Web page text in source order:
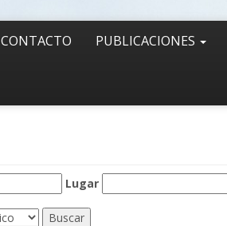
CONTACTO PUBLICACIONES
Lugar